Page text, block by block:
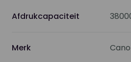
Deze XL/HC cartridge vind
Afdrukcapaciteit
Merk